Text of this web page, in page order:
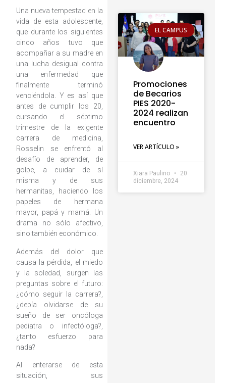
Una nueva tempestad en la
vida de esta adolescente,
que durante los siguientes
cinco años tuvo que
acompañar a su madre en
una lucha desigual contra
una enfermedad que
finalmente terminó
venciéndola. Y es así que
antes de cumplir los 20,
cursando el séptimo
trimestre de la exigente
carrera de medicina,
Rosselin se enfrentó al
desafío de aprender, de
golpe, a cuidar de sí
misma y de sus
hermanitas, haciendo los
papeles de hermana
mayor, papá y mamá. Un
drama no sólo afectivo,
sino también económico.
Además del dolor que
causa la pérdida, el miedo
y la soledad, surgen las
preguntas sobre el futuro:
¿cómo seguir la carrera?,
¿debía olvidarse de su
sueño de ser oncóloga
pediatra o infectóloga?,
¿tanto esfuerzo para
nada?
Al enterarse de esta
situación, sus
EL CAMPUS
Promociones
de Becarios
PIES 2020-
2024 realizan
encuentro
VER ARTÍCULO »
Xiara Paulino
20
diciembre, 2024